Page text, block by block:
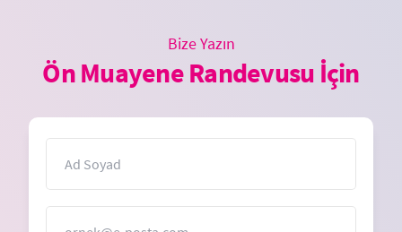
Bize Yazın
Ön Muayene Randevusu İçin